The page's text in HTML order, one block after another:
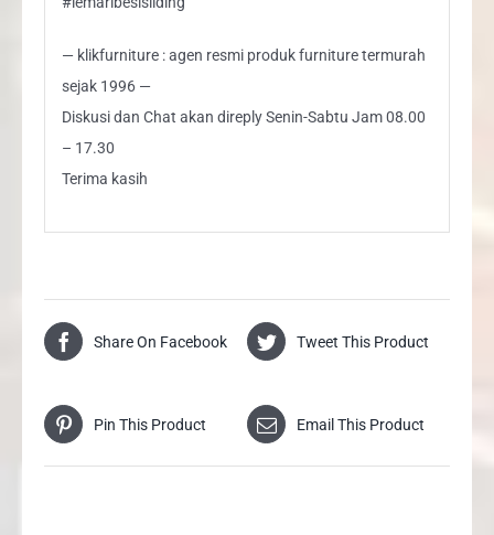
— klikfurniture : agen resmi produk furniture termurah
sejak 1996 —
Diskusi dan Chat akan direply Senin-Sabtu Jam 08.00
– 17.30
Terima kasih
Share On Facebook Tweet This Product
Pin This Product Email This Product